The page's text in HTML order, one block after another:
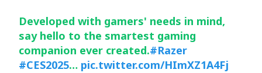
Developed with gamers' needs in mind,
say hello to the smartest gaming
companion ever created.#Razer
#CES2025… pic.twitter.com/HImXZ1A4Fj